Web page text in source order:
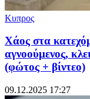
Κυπρος
Χάος στα
αγνοούμενος,
(φώτος + βίντεο)
09.12.2025 17:27